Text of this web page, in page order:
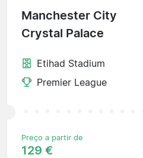
Manchester City
Crystal Palace
Etihad Stadium
Premier League
Preço a partir de
129 €